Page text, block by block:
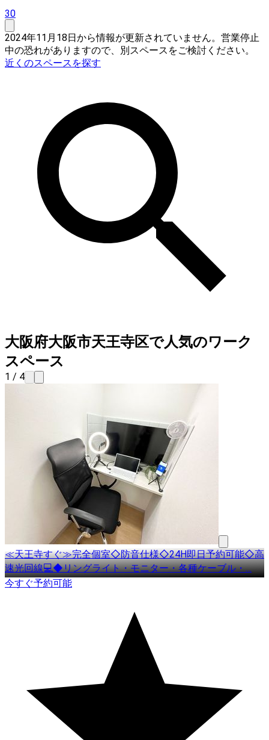
30
2024年11月18日から情報が更新されていません。営業停止
中の恐れがありますので、別スペースをご検討ください。
近くのスペースを探す
大阪府大阪市天王寺区で人気のワーク
スペース
1 / 4
≪天王寺すぐ≫完全個室◇防音仕様◇24H即日予約可能◇高
速光回線💻◆リングライト・モニター・各種ケーブル・…
今すぐ予約可能